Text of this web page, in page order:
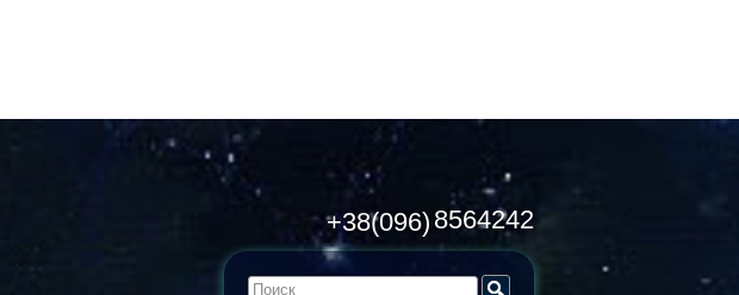
+38(096) 8564242